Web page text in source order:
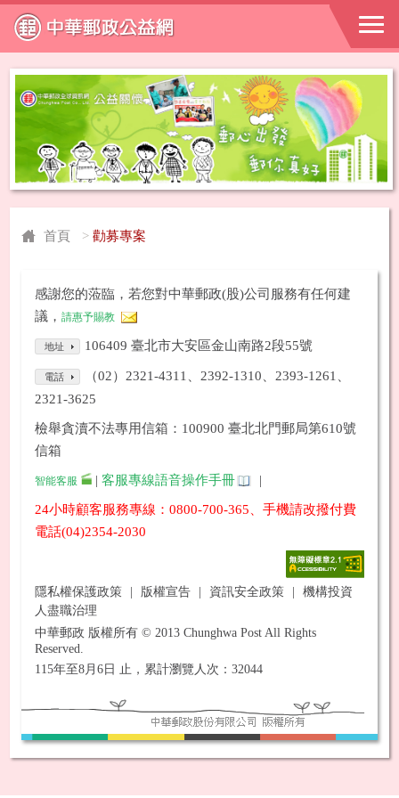
首頁 > 勸募專案
感謝您的蒞臨，若您對中華郵政(股)公司服務有任何建
議， 請惠予賜教
地址 106409 臺北市大安區金山南路2段55號
電話
（02）2321-4311、2392-1310、2393-1261、
2321-3625
檢舉貪瀆不法專用信箱：100900 臺北北門郵局第610號
信箱
智能客服 | 客服專線語音操作手冊 |
24小時顧客服務專線：0800-700-365、手機請改撥付費
電話(04)2354-2030
隱私權保護政策 | 版權宣告 | 資訊安全政策 |
機構投資
人盡職治理
中華郵政 版權所有 © 2013 Chunghwa Post All Rights
Reserved.
115年至8月6日 止，累計瀏覽人次：32044